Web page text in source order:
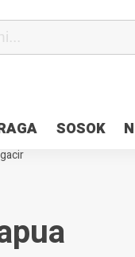
SOSOK
Polri di Deklarasi
10 Persen, Deposit